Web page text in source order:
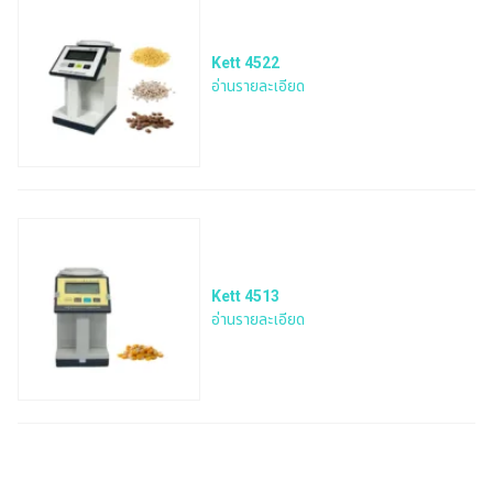
Kett 4522
อ่านรายละเอียด
Kett 4513
อ่านรายละเอียด